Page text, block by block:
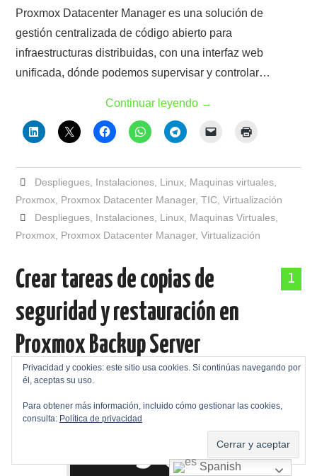
Proxmox Datacenter Manager es una solución de
gestión centralizada de código abierto para
infraestructuras distribuidas, con una interfaz web
unificada, dónde podemos supervisar y controlar…
Continuar leyendo →
Despliegues, Instalaciones, Linux, Maquinas virtuales,
Proxmox Proxmox Datacenter Manager,TIC ,Virtualización
Despliegues, Instalaciones, Linux, Maquinas Virtuales,
Proxmox Proxmox Datacenter Manager,Virtualización
1
Crear tareas de copias de
seguridad y restauración en
Proxmox Backup Server
Publicada en19/01/2026porJose Ramon Ramos Gata
Spanish
Privacidad y cookies: este sitio usa cookies. Si continúas navegando por
él, aceptas su uso.
Para obtener más información, incluido cómo gestionar las cookies,
consulta: Política de privacidad